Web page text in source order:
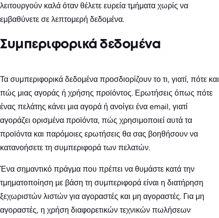
λειτουργούν καλά όταν θέλετε ευρεία τμήματα χωρίς να
εμβαθύνετε σε λεπτομερή δεδομένα.
Συμπεριφορικά δεδομένα
Τα συμπεριφορικά δεδομένα προσδιορίζουν το τι, γιατί, πότε και
πώς μιας αγοράς ή χρήσης προϊόντος. Ερωτήσεις όπως πότε
ένας πελάτης κάνει μια αγορά ή ανοίγει ένα email, γιατί
αγοράζει ορισμένα προϊόντα, πώς χρησιμοποιεί αυτά τα
προϊόντα και παρόμοιες ερωτήσεις θα σας βοηθήσουν να
κατανοήσετε τη συμπεριφορά των πελατών.
Ένα σημαντικό πράγμα που πρέπει να θυμάστε κατά την
τμηματοποίηση με βάση τη συμπεριφορά είναι η διατήρηση
ξεχωριστών λιστών για αγοραστές και μη αγοραστές. Για μη
αγοραστές, η χρήση διαφορετικών τεχνικών πωλήσεων